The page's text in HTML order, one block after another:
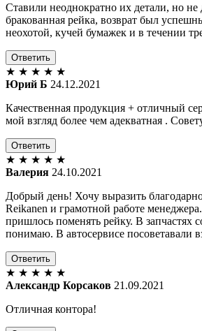
Ставили неоднократно их детали, но не
бракованная рейка, возврат был
неохотой, кучей бумажек и в течении
Ответить
★ ★ ★ ★ ★
Юрий Б 24.12.2021
Качественная продукция + отличный
мой взгляд более чем адекватная .
Ответить
★ ★ ★ ★ ★
Валерия 24.10.2021
Добрый день! Хочу выразить
Reikanen и грамотной работе
пришлось поменять рейку. В запчастях
понимаю. В автосервисе посоветавали
Ответить
★ ★ ★ ★ ★
Александр Корсаков 21.09.2021
Отличная контора!